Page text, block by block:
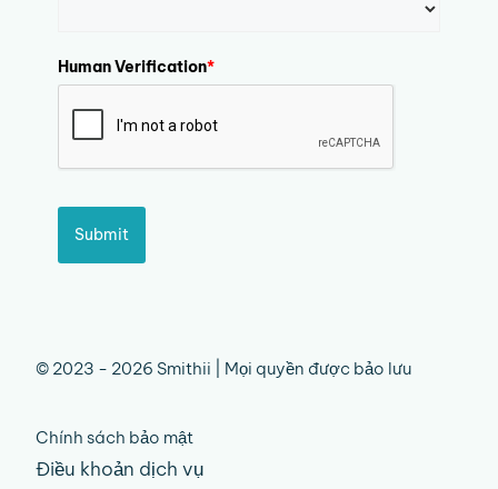
Human Verification*
Submit
© 2023 - 2026 Smithii | Mọi quyền được bảo lưu
Chính sách bảo mật
Điều khoản dịch vụ